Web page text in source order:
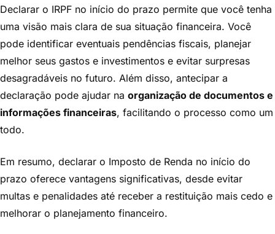
Declarar o IRPF no início do prazo permite que você tenha
uma visão mais clara de sua situação financeira. Você
pode identificar eventuais pendências fiscais, planejar
melhor seus gastos e investimentos e evitar surpresas
desagradáveis no futuro. Além disso, antecipar a
declaração pode ajudar na organização de documentos e
informações financeiras, facilitando o processo como um
todo.
Em resumo, declarar o Imposto de Renda no início do
prazo oferece vantagens significativas, desde evitar
multas e penalidades até receber a restituição mais cedo e
melhorar o planejamento financeiro.